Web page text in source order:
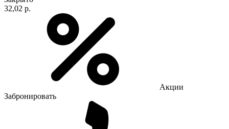
32,02 р.
Акции
Забронировать